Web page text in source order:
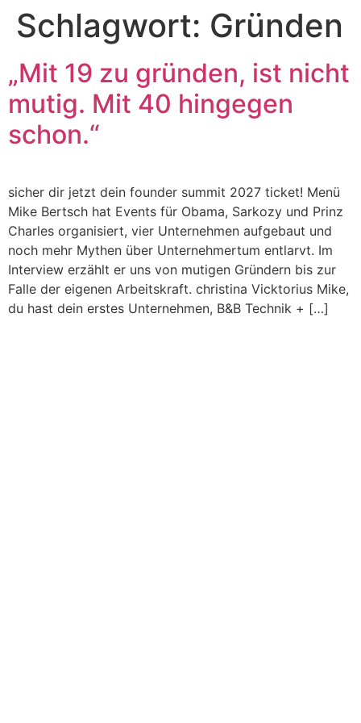
Zum
Inhalt
Schlagwort: Gründen
„Mit 19 zu gründen, ist nicht
mutig. Mit 40 hingegen
schon.“
sicher dir jetzt dein founder summit 2027 ticket! Menü
Mike Bertsch hat Events für Obama, Sarkozy und Prinz
Charles organisiert, vier Unternehmen aufgebaut und
noch mehr Mythen über Unternehmertum entlarvt. Im
Interview erzählt er uns von mutigen Gründern bis zur
Falle der eigenen Arbeitskraft. christina Vicktorius Mike,
du hast dein erstes Unternehmen, B&B Technik + […]